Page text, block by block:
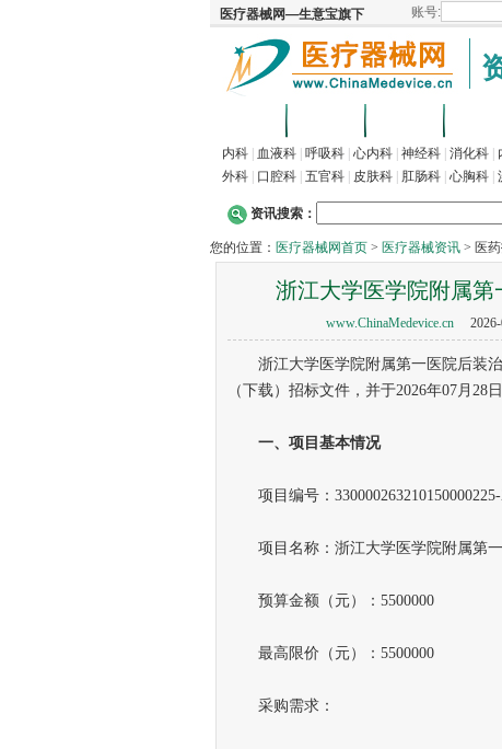
内科 血液科 呼吸科 心内科 神经科 消化科
外科
口腔科 五官科 皮肤科 肛肠科 心胸科
资讯搜索：
您的位置： 医疗器械网首页 > 医疗器械资讯 > 医
浙江大学医学院附属
www.ChinaMedevice.cn2026-
浙江大学医学院附属第一医院后装治
（下载）招标文件，并于2026年07月28
一、项目基本情况
项目编号：330000263210150000225-
项目名称：浙江大学医学院附属第一
预算金额（元）：5500000
最高限价（元）：5500000
采购需求：